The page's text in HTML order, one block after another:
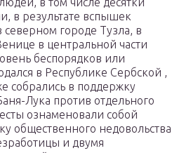
в результате вспышек
северном городе Тузла, в
в центральной части
беспорядков или
в Республике Сербской ,
собрались в поддержку
Лука против отдельного
ознаменовали собой
общественного недовольства
и двумя